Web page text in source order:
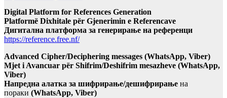
Digital Platform for References Generation
Platformë Dixhitale për Gjenerimin e Referencave
Дигитална платформа за генерирање на референци
https://reference.free.nf/
Advanced Cipher/Deciphering messages (WhatsApp, Viber)
Mjet i Avancuar për Shifrim/Deshifrim mesazheve (WhatsApp,
Viber)
Напредна алатка за шифрирање/дешифрирање на
пораки (WhatsApp, Viber)